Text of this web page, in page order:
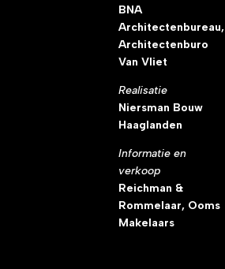
BNA
Architectenbureau,
Architectenburo
Van Vliet
Realisatie
Niersman Bouw
Haaglanden
Informatie en
verkoop
Reichman &
Rommelaar, Ooms
Makelaars